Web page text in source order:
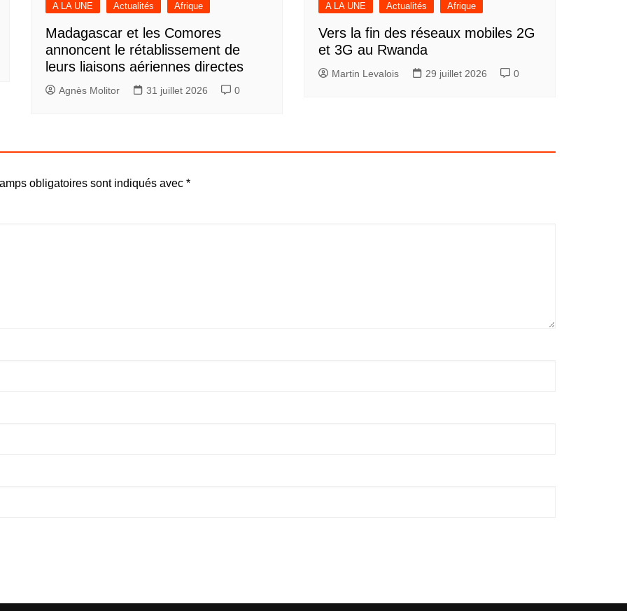
A LA UNE Actualités Afrique
Madagascar et les Comores
annoncent le rétablissement de
leurs liaisons aériennes directes
Agnès Molitor 31 juillet 2026 0
A LA UNE Actualités Afrique
Vers la fin des réseaux mobiles 2G
et 3G au Rwanda
Martin Levalois 29 juillet 2026 0
obligatoires sont indiqués avec *